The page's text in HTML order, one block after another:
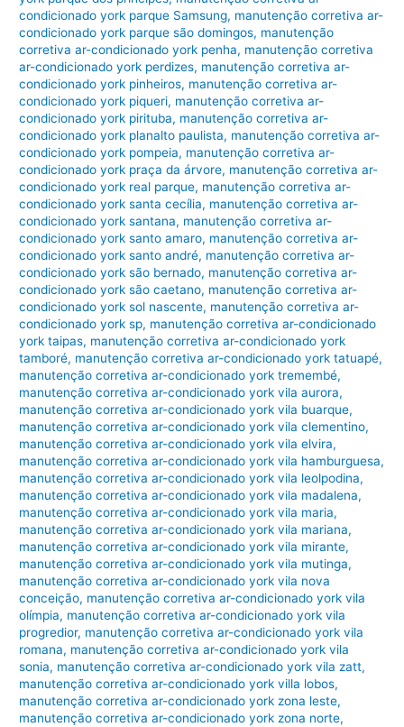
condicionado york parque Samsung, manutenção corretiva ar-
condicionado york parque são domingos, manutenção
corretiva ar-condicionado york penha, manutenção corretiva
ar-condicionado york perdizes, manutenção corretiva ar-
condicionado york pinheiros, manutenção corretiva ar-
condicionado york piqueri, manutenção corretiva ar-
condicionado york pirituba, manutenção corretiva ar-
condicionado york planalto paulista, manutenção corretiva ar-
condicionado york pompeia, manutenção corretiva ar-
condicionado york praça da árvore, manutenção corretiva ar-
condicionado york real parque, manutenção corretiva ar-
condicionado york santa cecília, manutenção corretiva ar-
condicionado york santana, manutenção corretiva ar-
condicionado york santo amaro, manutenção corretiva ar-
condicionado york santo andré, manutenção corretiva ar-
condicionado york são bernado, manutenção corretiva ar-
condicionado york são caetano, manutenção corretiva ar-
condicionado york sol nascente, manutenção corretiva ar-
condicionado york sp, manutenção corretiva ar-condicionado
york taipas, manutenção corretiva ar-condicionado york
tamboré, manutenção corretiva ar-condicionado york tatuapé,
manutenção corretiva ar-condicionado york tremembé,
manutenção corretiva ar-condicionado york vila aurora,
manutenção corretiva ar-condicionado york vila buarque,
manutenção corretiva ar-condicionado york vila clementino,
manutenção corretiva ar-condicionado york vila elvira,
manutenção corretiva ar-condicionado york vila hamburguesa,
manutenção corretiva ar-condicionado york vila leolpodina,
manutenção corretiva ar-condicionado york vila madalena,
manutenção corretiva ar-condicionado york vila maria,
manutenção corretiva ar-condicionado york vila mariana,
manutenção corretiva ar-condicionado york vila mirante,
manutenção corretiva ar-condicionado york vila mutinga,
manutenção corretiva ar-condicionado york vila nova
conceição, manutenção corretiva ar-condicionado york vila
olímpia, manutenção corretiva ar-condicionado york vila
progredior, manutenção corretiva ar-condicionado york vila
romana, manutenção corretiva ar-condicionado york vila
sonia, manutenção corretiva ar-condicionado york vila zatt,
manutenção corretiva ar-condicionado york villa lobos,
manutenção corretiva ar-condicionado york zona leste,
manutenção corretiva ar-condicionado york zona norte,